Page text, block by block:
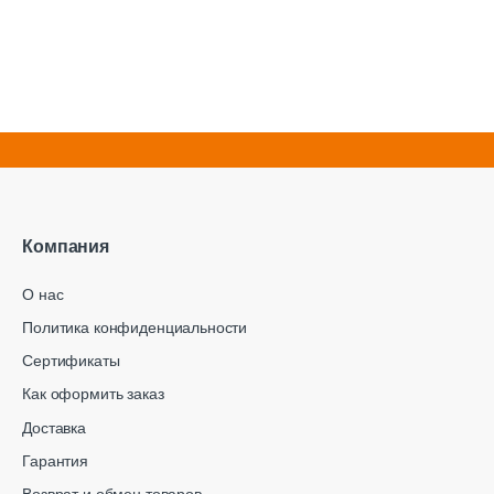
Компания
О нас
Политика конфиденциальности
Сертификаты
Как оформить заказ
Доставка
Гарантия